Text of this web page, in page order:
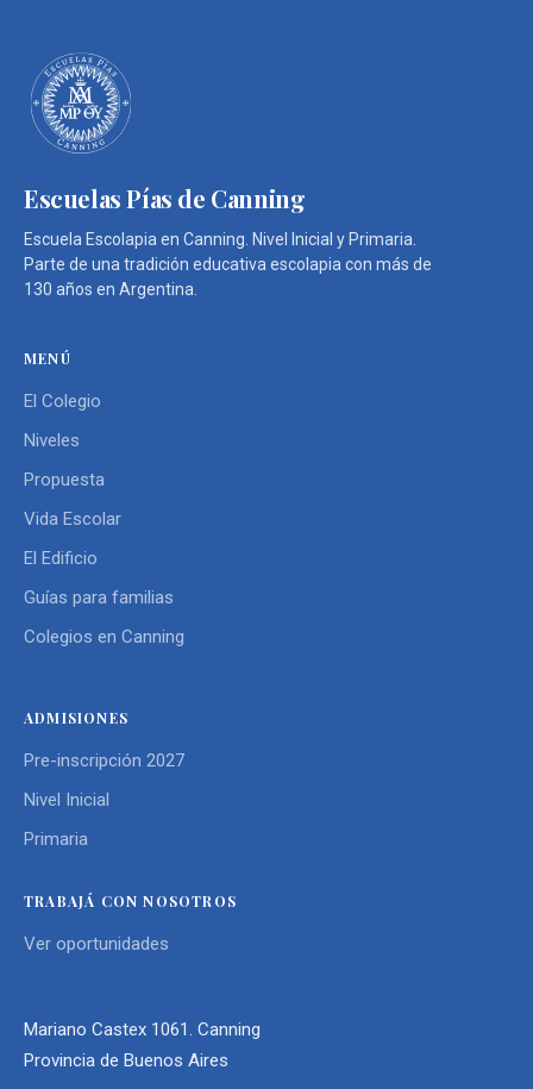
Escuelas Pías de Canning
Escuela Escolapia en Canning. Nivel Inicial y Primaria.
Parte de una tradición educativa escolapia con más de
130 años en Argentina.
MENÚ
El Colegio
Niveles
Propuesta
Vida Escolar
El Edificio
Guías para familias
Colegios en Canning
ADMISIONES
Pre-inscripción 2027
Nivel Inicial
Primaria
TRABAJÁ CON NOSOTROS
Ver oportunidades
Mariano Castex 1061. Canning
Provincia de Buenos Aires